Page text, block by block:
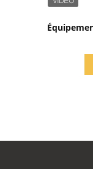
whatsapp :